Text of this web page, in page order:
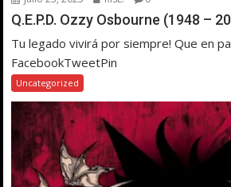
Q.E.P.D. Ozzy Osbourne (1948 –
Tu legado vivirá por siempre! Que en
FacebookTweetPin
Uncategorized